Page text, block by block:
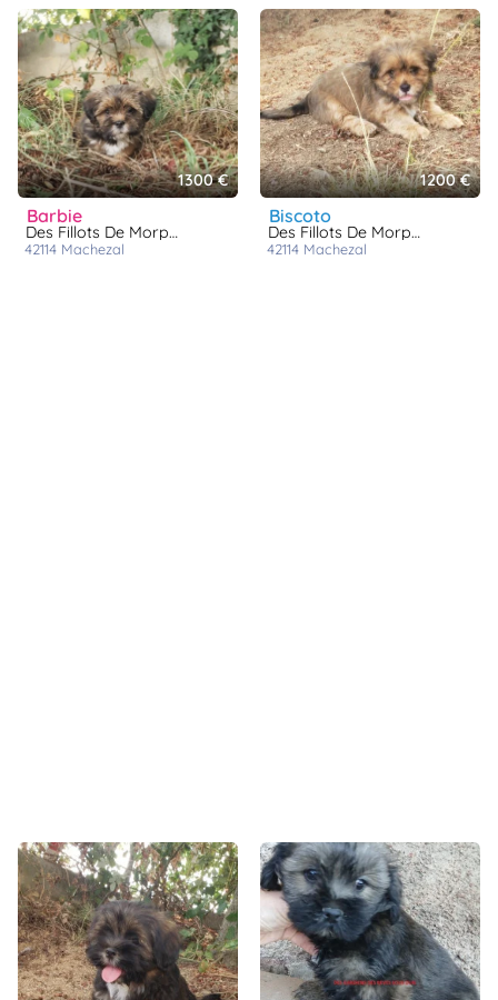
1300 €
barbie
Des Fillots De Morphée
42114 machezal
1200 €
biscoto
Des Fillots De Morphée
42114 machezal